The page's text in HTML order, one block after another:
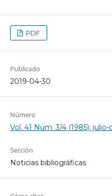
PDF
Publicado
2019-04-30
Número
Vol. 41 Núm. 3/4 (1985):
Sección
Noticias bibliográficas